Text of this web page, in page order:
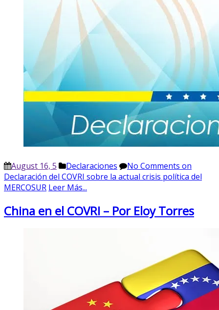
August 16, 5 Declaraciones No Comments on
Declaración del COVRI sobre la actual crisis política del
MERCOSUR Leer Más...
China en el COVRI – Por Eloy Torres